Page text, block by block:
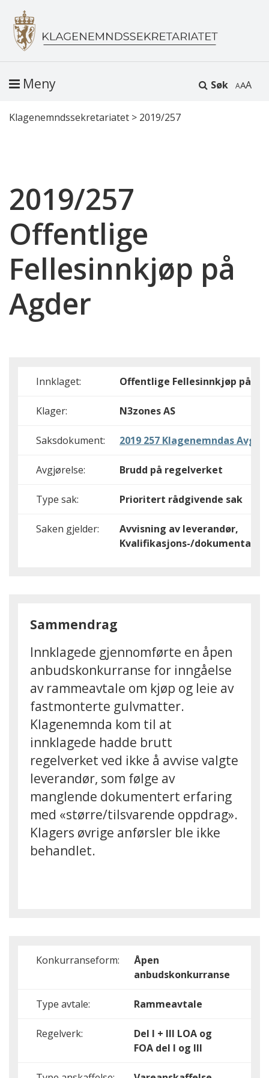
Søk A
Meny
Klagenemndssekretariatet > 2019/257
2019/257
Offentlige
Fellesinnkjøp på
Agder
Innklaget: Offentlige Fellesinnkjøp på
Klager: N3zones AS
Saksdokument: 2019 257 Klagenemndas
Avgjørelse: Brudd på regelverket
Type sak: Prioritert rådgivende sak
Saken gjelder:
Avvisning av leverandør,
Kvalifikasjons-/
Sammendrag
Innklagede gjennomførte en åpen
anbudskonkurranse for inngåelse
av rammeavtale om kjøp og leie av
fastmonterte gulvmatter.
Klagenemnda kom til at
innklagede hadde brutt
regelverket ved ikke å avvise valgte
leverandør, som følge av
manglende dokumentert erfaring
med «større/tilsvarende oppdrag».
Klagers øvrige anførsler ble ikke
behandlet.
Konkurranseform:
Åpen
anbudskonkurranse
Type avtale: Rammeavtale
Regelverk: Del I + III LOA og
FOA del I og III